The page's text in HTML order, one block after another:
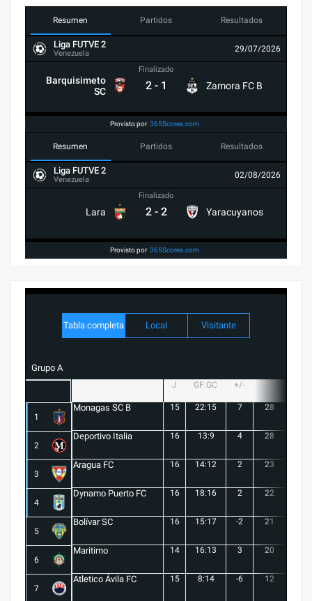
Resumen Partidos Resultados
Liga FUTVE 2
Venezuela 29/07/2026
Barquisimeto
SC
Finalizado
2 - 1 Zamora FC B
Provisto por 365Scores.com
Resumen Partidos Resultados
Liga FUTVE 2
Venezuela 02/08/2026
Lara
Finalizado
2 - 2 Yaracuyanos
Provisto por 365Scores.com
Tabla completa Local Visitante
Grupo A
J GF:GC +/-
1
Monagas SC B 15 22:15 7 28
2
Deportivo Italia 16 13:9 4 28
3
Aragua FC 16 14:12 2 23
4
Dynamo Puerto FC 16 18:16 2 22
5
Bolívar SC 16 15:17 -2 21
6
Maritimo 14 16:13 3 20
7
Atletico Ávila FC 15 8:14 -6 12